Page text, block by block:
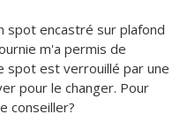
spot encastré sur plafond
m'a permis de
spot est verrouillé par une
pour le changer. Pour
conseiller?